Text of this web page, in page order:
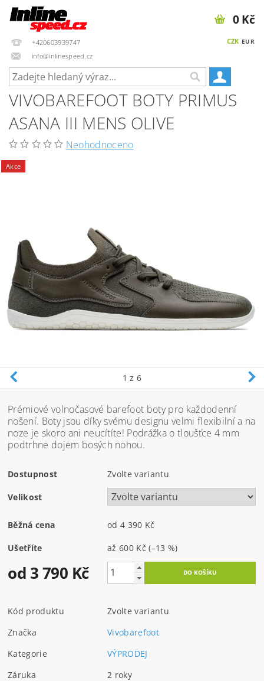
+420603939747
info@inlinespeed.cz
CZK EUR
0 Kč
VIVOBAREFOOT BOTY PRIMUS
ASANA III MENS OLIVE
Neohodnoceno
Akce
1 z 6
Prémiové volnočasové barefoot boty pro každodenní
nošení. Boty jsou díky svému designu velmi flexibilní a na
noze je skoro ani neucítíte! Podrážka o tloušťce 4 mm
podtrhne dojem bosých nohou.
Dostupnost Zvolte variantu
Velikost
Běžná cena od 4 390 Kč
Ušetříte až600 Kč(–13 %)
od 3 790 Kč
Kód produktu
Zvolte variantu
Značka
Vivobarefoot
Kategorie
VÝPRODEJ
Záruka
2 roky